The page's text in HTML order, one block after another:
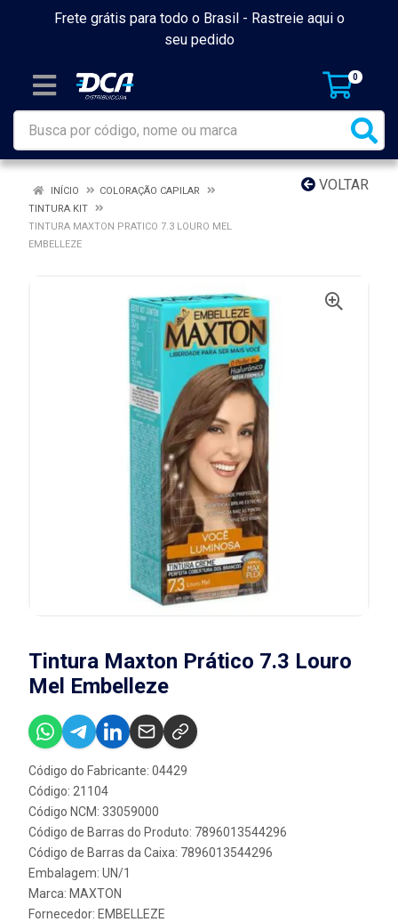
Frete grátis para todo o Brasil - Rastreie aqui o
seu pedido
0
VOLTAR
INÍCIO
COLORAÇÃO CAPILAR
TINTURA KIT
TINTURA MAXTON PRATICO 7.3 LOURO MEL
EMBELLEZE
Tintura Maxton Prático 7.3 Louro
Mel Embelleze
Código do Fabricante: 04429
Código: 21104
Código NCM: 33059000
Código de Barras do Produto: 7896013544296
Código de Barras da Caixa: 7896013544296
Embalagem: UN/1
Marca: MAXTON
Fornecedor: EMBELLEZE